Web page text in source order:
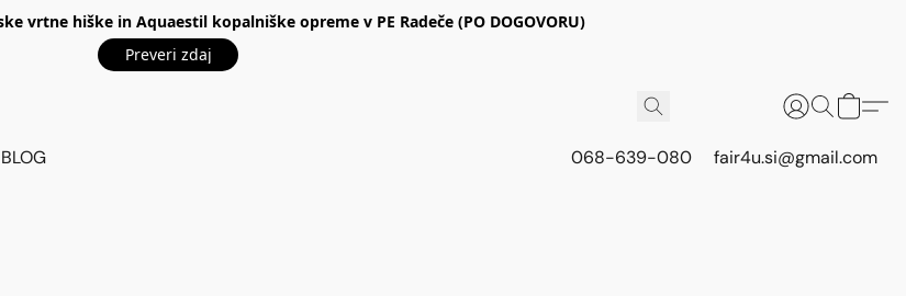
vrtne hiške in Aquaestil kopalniške opreme v PE Radeče (PO DOGOVORU)
Preveri zdaj
BLOG 068-639-080 fair4u.si@gmail.com